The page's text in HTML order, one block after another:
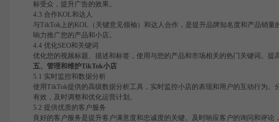
标受众，提升广告的效果。
4.3 合作KOL和达人
与TikTok上的KOL（关键意见领袖）和达人合作，是提升品牌知名度和产品销
响力推广您的产品和小店。
4.4 优化SEO和关键词
优化您的视频标题、描述和标签，使用与您的产品和市场相关的热门关键词。提
五、管理和维护TikTok小店
5.1 实时监控和数据分析
使用TikTok提供的高级数据分析工具，实时监控小店的表现和用户的互动行为
有效，及时调整和优化运营计划。
5.2 提供优质的客户服务
良好的客户服务是提升客户满意度和忠诚度的关键。及时响应客户的询问和评